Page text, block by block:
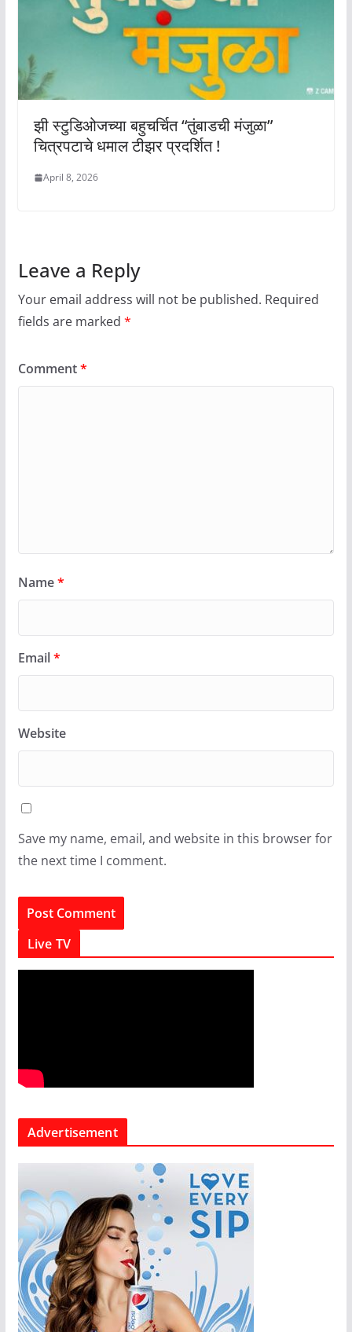
झी स्टुडिओजच्या बहुचर्चित “तुंबाडची मंजुळा”
चित्रपटाचे धमाल टीझर प्रदर्शित !
April 8, 2026
Leave a Reply
Your email address will not be published. Required
fields are marked *
Comment*
Name*
Email*
Website
Save my name, email, and website in this browser for
the next time I comment.
Live TV
Advertisement